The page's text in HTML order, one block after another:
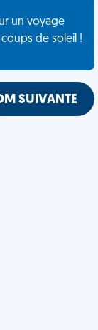
un voyage
de soleil !
SUIVANTE